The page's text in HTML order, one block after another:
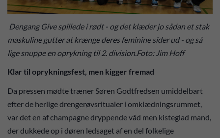
Dengang Give spillede i rødt - og det klæder jo sådan et stak
maskuline gutter at krænge deres feminine sider ud - og så
lige snuppe en oprykning til 2. division.Foto: Jim Hoff
Klar til oprykningsfest, men kigger fremad
Da pressen mødte træner Søren Godtfredsen umiddelbart
efter de herlige drengerøvsritualer i omklædningsrummet,
var det en af champagne dryppende våd men kisteglad mand,
der dukkede op i døren ledsaget af en del folkelige